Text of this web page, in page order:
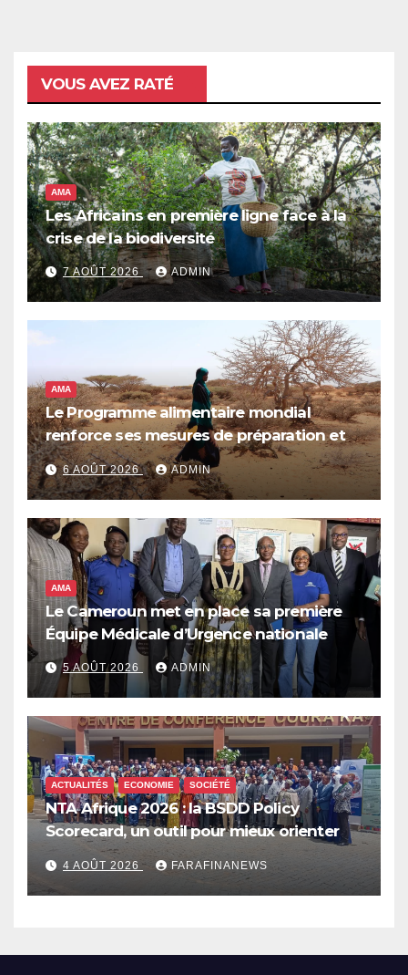
VOUS AVEZ RATÉ
AMA
Les Africains en première ligne face à la
crise de la biodiversité
7 AOÛT 2026 ADMIN
AMA
Le Programme alimentaire mondial
renforce ses mesures de préparation et
de réponse face à la menace d’El Niño,
qui pourrait plonger des dizaines de
millions de personnes dans l’insécurité
alimentaire aiguë
6 AOÛT 2026 ADMIN
AMA
Le Cameroun met en place sa première
Équipe Médicale d’Urgence nationale
5 AOÛT 2026 ADMIN
ACTUALITÉS ECONOMIE SOCIÉTÉ
NTA Afrique 2026 : la BSDD Policy
Scorecard, un outil pour mieux orienter
les dépenses publiques
4 AOÛT 2026 FARAFINANEWS